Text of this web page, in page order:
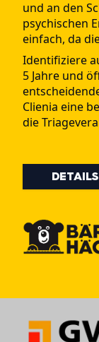
und an den
psychischen
einfach, da
Identifiziere
5 Jahre und
Clienia eine
die